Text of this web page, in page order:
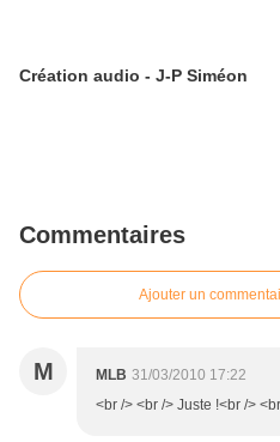
Création audio - J-P Siméon
Commentaires
Ajouter un
M MLB 31/03/2010 17:22
<br /> <br /> Juste !<br />